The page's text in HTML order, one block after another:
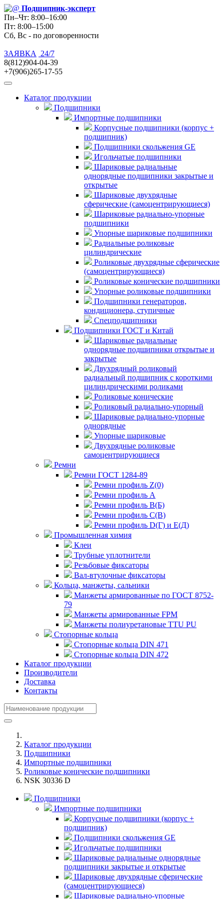
Подшипник-эксперт
Пн–Чт: 8:00–16:00
Пт: 8:00–15:00
Сб, Вс - по договоренности
ЗАЯВКА
24/7
8(812)904-04-39
+7(906)265-17-55
Каталог продукции
Подшипники
Импортные подшипники
Корпусные подшипники (корпус +
подшипник)
Подшипники скольжения GE
Игольчатые подшипники
Шариковые радиальные
однорядные подшипники закрытые и
открытые
Шариковые двухрядные
сферические (самоцентрирующиеся)
Шариковые радиально-упорные
подшипники
Упорные шариковые подшипники
Радиальные роликовые
цилиндрические
Роликовые двухрядные сферические
(самоцентрирующиеся)
Роликовые конические подшипники
Упорные роликовые подшипники
Подшипники генераторов,
кондиционера, ступичные
Спецподшипники
Подшипники ГОСТ и Китай
Шариковые радиальные
однорядные подшипники открытые и
закрытые
Двухрядный роликовый
радиальный подшипник с короткими
цилиндрическими роликами
Роликовые конические
Роликовый радиально-упорный
Шариковые радиально-упорные
однорядные
Упорные шариковые
Двухрядные роликовые
самоцентрирующиеся
Ремни
Ремни ГОСТ 1284-89
Ремни профиль Z(0)
Ремни профиль А
Ремни профиль В(Б)
Ремни профиль С(В)
Ремни профиль D(Г) и E(Д)
Промышленная химия
Клеи
Трубные уплотнители
Резьбовые фиксаторы
Вал-втулочные фиксаторы
Кольца, манжеты, сальники
Манжеты армированные по ГОСТ 8752-
79
Манжеты армированные FPM
Манжеты полиуретановые TTU PU
Стопорные кольца
Стопорные кольца DIN 471
Стопорные кольца DIN 472
Каталог продукции
Производители
Доставка
Контакты
Каталог продукции
Подшипники
Импортные подшипники
Роликовые конические подшипники
NSK 30336 D
Подшипники
Импортные подшипники
Корпусные подшипники (корпус +
подшипник)
Подшипники скольжения GE
Игольчатые подшипники
Шариковые радиальные однорядные
подшипники закрытые и открытые
Шариковые двухрядные сферические
(самоцентрирующиеся)
Шариковые радиально-упорные